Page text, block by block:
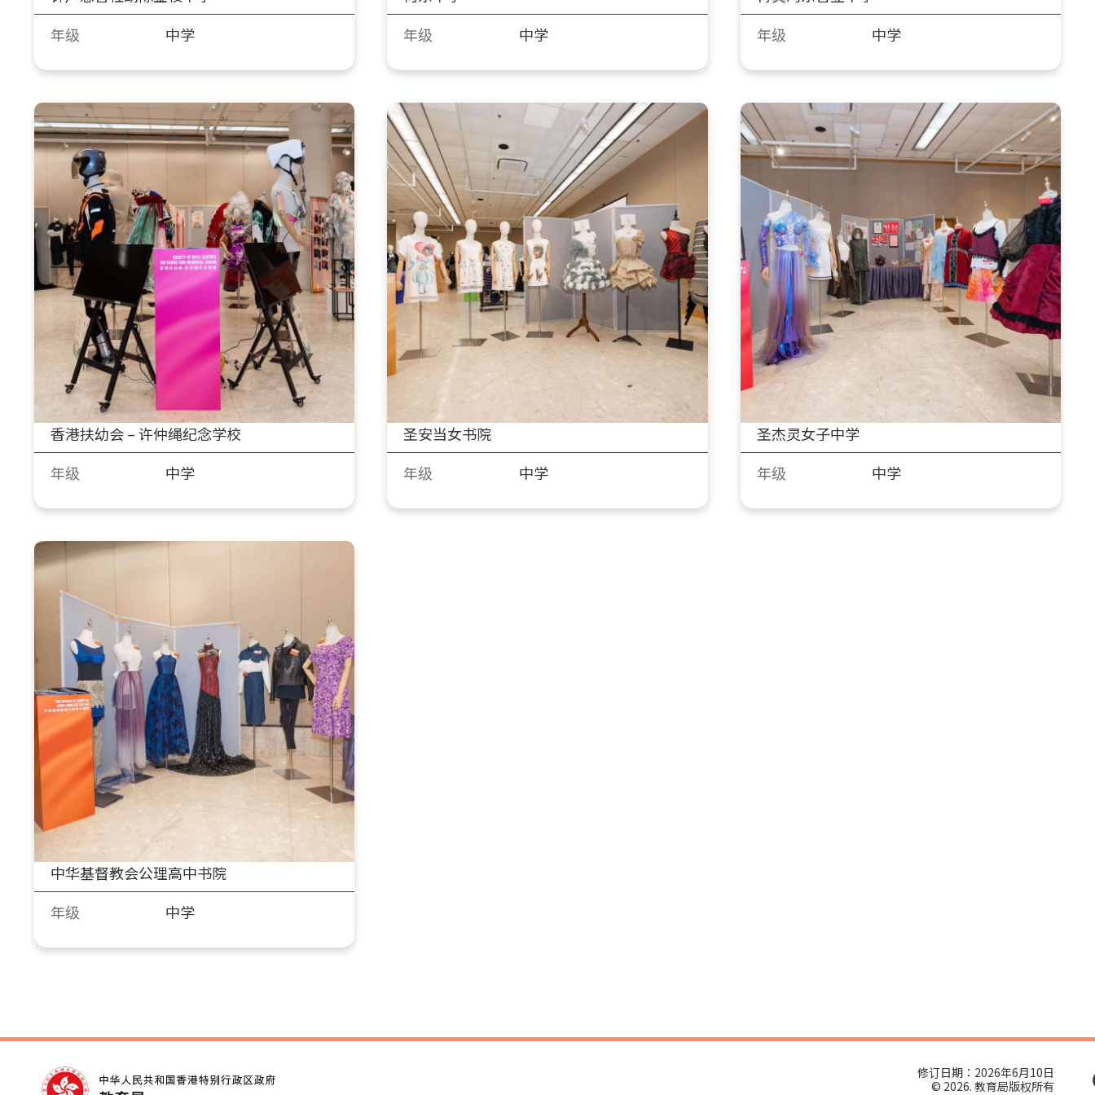
年级
中学
年级
中学
年级
中学
香港扶幼会 – 许仲绳纪念学校
年级
中学
圣安当女书院
年级
中学
圣杰灵女子中学
年级
中学
中华基督教会公理高中书院
年级
中学
修订日期：2026年6月10日
© 2026. 教育局版权所有